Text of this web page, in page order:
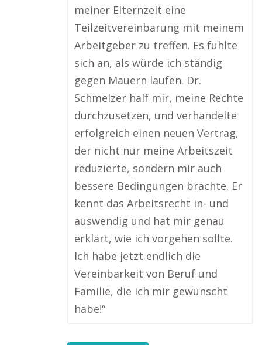
meiner Elternzeit eine
Teilzeitvereinbarung mit meinem
Arbeitgeber zu treffen. Es fühlte
sich an, als würde ich ständig
gegen Mauern laufen. Dr.
Schmelzer half mir, meine Rechte
durchzusetzen, und verhandelte
erfolgreich einen neuen Vertrag,
der nicht nur meine Arbeitszeit
reduzierte, sondern mir auch
bessere Bedingungen brachte. Er
kennt das Arbeitsrecht in- und
auswendig und hat mir genau
erklärt, wie ich vorgehen sollte.
Ich habe jetzt endlich die
Vereinbarkeit von Beruf und
Familie, die ich mir gewünscht
habe!“